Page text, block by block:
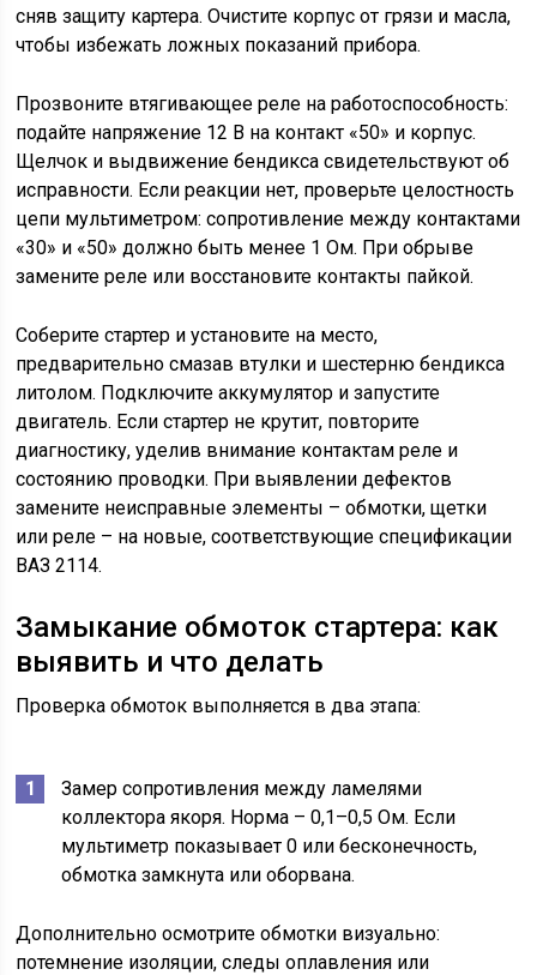
сняв защиту картера. Очистите корпус от грязи и масла,
чтобы избежать ложных показаний прибора.
Прозвоните втягивающее реле на работоспособность:
подайте напряжение 12 В на контакт «50» и корпус.
Щелчок и выдвижение бендикса свидетельствуют об
исправности. Если реакции нет, проверьте целостность
цепи мультиметром: сопротивление между контактами
«30» и «50» должно быть менее 1 Ом. При обрыве
замените реле или восстановите контакты пайкой.
Соберите стартер и установите на место,
предварительно смазав втулки и шестерню бендикса
литолом. Подключите аккумулятор и запустите
двигатель. Если стартер не крутит, повторите
диагностику, уделив внимание контактам реле и
состоянию проводки. При выявлении дефектов
замените неисправные элементы – обмотки, щетки
или реле – на новые, соответствующие спецификации
ВАЗ 2114.
Замыкание обмоток стартера: как
выявить и что делать
Проверка обмоток выполняется в два этапа:
Замер сопротивления между ламелями
коллектора якоря. Норма – 0,1–0,5 Ом. Если
мультиметр показывает 0 или бесконечность,
обмотка замкнута или оборвана.
Дополнительно осмотрите обмотки визуально:
потемнение изоляции, следы оплавления или